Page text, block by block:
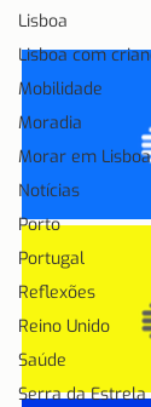
Lisboa
Lisboa com
Mobilidade
Moradia
Morar em Lisboa
Notícias
Porto
Portugal
Reflexões
Reino Unido
Saúde
Serra da Estrela